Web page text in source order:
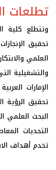
تطلعات
وتتطلع كلية
تحقيق
العلمي
والتشغيلية
الإمارات
تحقيق الرؤية
البحث
التحديات
تخدم أهداف